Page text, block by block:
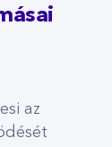
az